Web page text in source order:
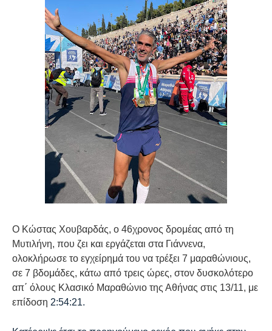
Ο Κώστας Χουβαρδάς, ο 46χρονος δρομέας από τη
Μυτιλήνη, που ζει και εργάζεται στα Γιάννενα,
ολοκλήρωσε το εγχείρημά του να τρέξει 7 μαραθώνιους,
σε 7 βδομάδες, κάτω από τρεις ώρες, στον δυσκολότερο
απ΄ όλους Κλασικό Μαραθώνιο της Αθήνας στις 13/11, με
επίδοση 2:54:21.